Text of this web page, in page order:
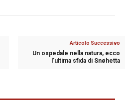
Articolo Successivo
Un ospedale nella natura, ecco
l’ultima sfida di Snøhetta